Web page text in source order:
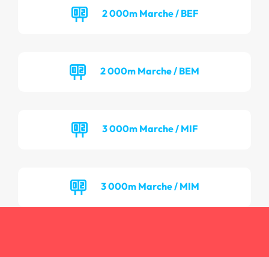
2 000m Marche / BEF
2 000m Marche / BEM
3 000m Marche / MIF
3 000m Marche / MIM